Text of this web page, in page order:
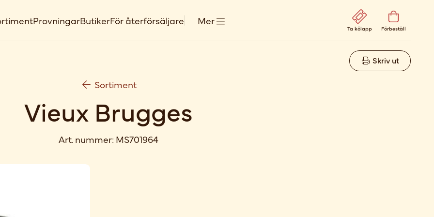
ProvningarButikerFör återförsäljare Mer
Ta kölapp Förbeställ
Skriv ut
Sortiment
Vieux Brugges
Art. nummer: MS701964